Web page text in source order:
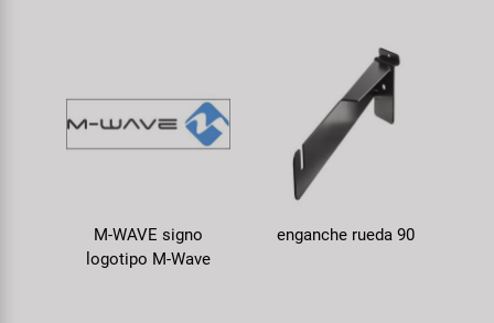
M-WAVE signo
logotipo M-Wave
enganche rueda 90